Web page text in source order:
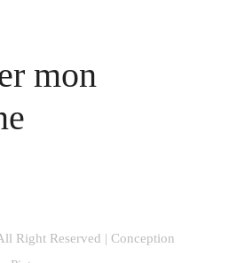
mon
Right Reserved | Conception